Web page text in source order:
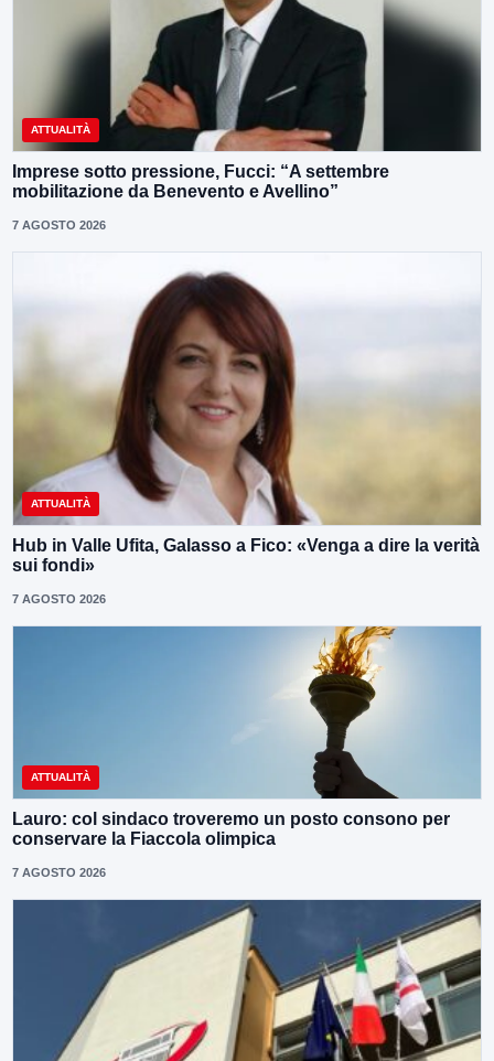
ATTUALITÀ
Imprese sotto pressione, Fucci: “A settembre
mobilitazione da Benevento e Avellino”
7 AGOSTO 2026
ATTUALITÀ
Hub in Valle Ufita, Galasso a Fico: «Venga a dire la verità
sui fondi»
7 AGOSTO 2026
ATTUALITÀ
Lauro: col sindaco troveremo un posto consono per
conservare la Fiaccola olimpica
7 AGOSTO 2026